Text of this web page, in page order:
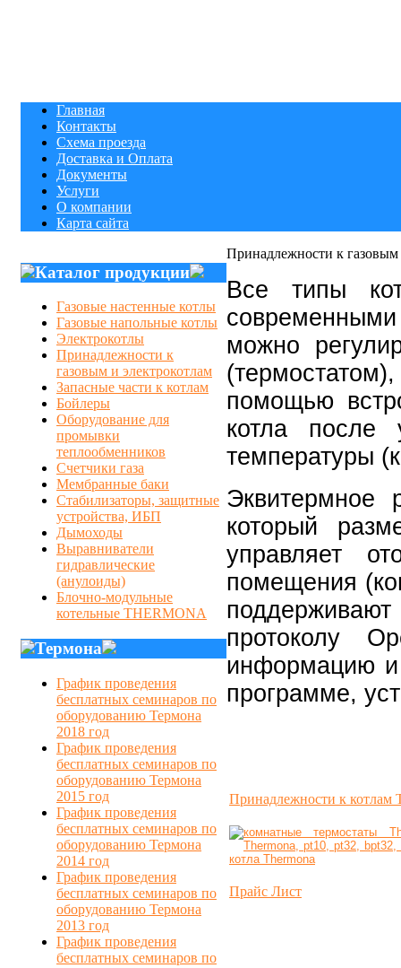
Главная
Контакты
Схема проезда
Доставка и Оплата
Документы
Услуги
О компании
Карта сайта
Каталог продукции
Газовые настенные котлы
Газовые напольные котлы
Электрокотлы
Принадлежности к
газовым и электрокотлам
Запасные части к котлам
Бойлеры
Оборудование для
промывки
теплообменников
Счетчики газа
Мембранные баки
Стабилизаторы, защитные
устройства, ИБП
Дымоходы
Выравниватели
гидравлические
(анулоиды)
Блочно-модульные
котельные THERMONA
Термона
График проведения
бесплатных семинаров по
оборудованию Термона
2018 год
График проведения
бесплатных семинаров по
оборудованию Термона
2015 год
График проведения
бесплатных семинаров по
оборудованию Термона
2014 год
График проведения
бесплатных семинаров по
оборудованию Термона
2013 год
График проведения
бесплатных семинаров по
Принадлежности к газовым
Все типы
можно
помощью
котла после
температуры
Эквитермное
который
управляет
помещения
протоколу
информацию и
программе,
Принадлежности к котлам
Прайс Лист